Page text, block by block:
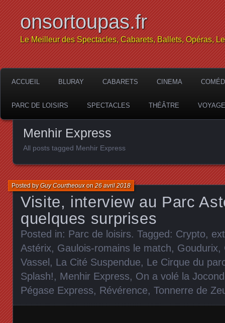
onsortoupas.fr
Le Meilleur des Spectacles, Cabarets, Ballets, Opéras,
ACCUEIL BLURAY CABARETS CINEMA
PARC DE LOISIRS SPECTACLES THÉÂTRE
Menhir Express
All posts tagged Menhir Express
Visite, interview au Parc
quelques surprises
Posted byGuy Courtheouxon26 avril 2018
Posted in: Parc de loisirs. Tagged: Crypto,
Astérix, Gaulois-romains le match, Goudurix,
Vassel, La Cité Suspendue, Le Cirque du
Splash!, Menhir Express, On a volé la
Pégase Express, Révérence, Tonnerre de